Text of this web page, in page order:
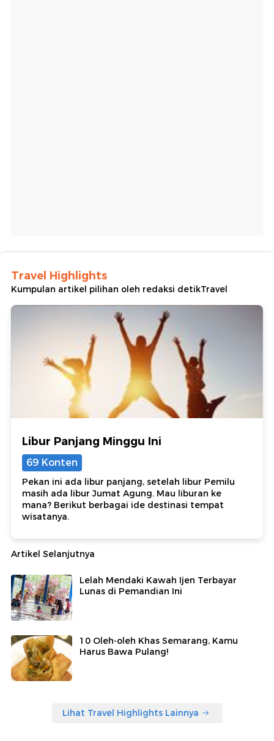
Travel Highlights
Kumpulan artikel pilihan oleh redaksi detikTravel
Libur Panjang Minggu Ini
69 Konten
Pekan ini ada libur panjang, setelah libur Pemilu
masih ada libur Jumat Agung. Mau liburan ke
mana? Berikut berbagai ide destinasi tempat
wisatanya.
Artikel Selanjutnya
Lelah Mendaki Kawah Ijen Terbayar
Lunas di Pemandian Ini
10 Oleh-oleh Khas Semarang, Kamu
Harus Bawa Pulang!
Lihat Travel Highlights Lainnya